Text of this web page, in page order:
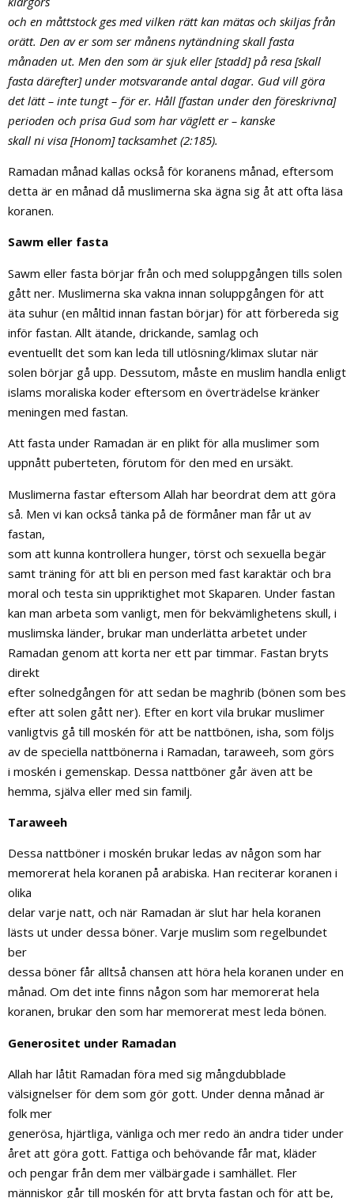
och en måttstock ges med vilken rätt kan mätas och skiljas från
orätt. Den av er som ser månens nytändning skall fasta
månaden ut. Men den som är sjuk eller [stadd] på resa [skall
fasta därefter] under motsvarande antal dagar. Gud vill göra
det lätt – inte tungt – för er. Håll [fastan under den föreskrivna]
perioden och prisa Gud som har väglett er – kanske
skall ni visa [Honom] tacksamhet (2:185).
Ramadan månad kallas också för koranens månad, eftersom
detta är en månad då muslimerna ska ägna sig åt att ofta läsa
koranen.
Sawm eller fasta
Sawm eller fasta börjar från och med soluppgången tills solen
gått ner. Muslimerna ska vakna innan soluppgången för att
äta suhur (en måltid innan fastan börjar) för att förbereda sig
inför fastan. Allt ätande, drickande, samlag och
eventuellt det som kan leda till utlösning/klimax slutar när
solen börjar gå upp. Dessutom, måste en muslim handla enligt
islams moraliska koder eftersom en överträdelse kränker
meningen med fastan.
Att fasta under Ramadan är en plikt för alla muslimer som
uppnått puberteten, förutom för den med en ursäkt.
Muslimerna fastar eftersom Allah har beordrat dem att göra
så. Men vi kan också tänka på de förmåner man får ut av
fastan,
som att kunna kontrollera hunger, törst och sexuella begär
samt träning för att bli en person med fast karaktär och bra
moral och testa sin uppriktighet mot Skaparen. Under fastan
kan man arbeta som vanligt, men för bekvämlighetens skull, i
muslimska länder, brukar man underlätta arbetet under
Ramadan genom att korta ner ett par timmar. Fastan bryts
direkt
efter solnedgången för att sedan be maghrib (bönen som bes
efter att solen gått ner). Efter en kort vila brukar muslimer
vanligtvis gå till moskén för att be nattbönen, isha, som följs
av de speciella nattbönerna i Ramadan, taraweeh, som görs
i moskén i gemenskap. Dessa nattböner går även att be
hemma, själva eller med sin familj.
Taraweeh
Dessa nattböner i moskén brukar ledas av någon som har
memorerat hela koranen på arabiska. Han reciterar koranen i
olika
delar varje natt, och när Ramadan är slut har hela koranen
lästs ut under dessa böner. Varje muslim som regelbundet
ber
dessa böner får alltså chansen att höra hela koranen under en
månad. Om det inte finns någon som har memorerat hela
koranen, brukar den som har memorerat mest leda bönen.
Generositet under Ramadan
Allah har låtit Ramadan föra med sig mångdubblade
välsignelser för dem som gör gott. Under denna månad är
folk mer
generösa, hjärtliga, vänliga och mer redo än andra tider under
året att göra gott. Fattiga och behövande får mat, kläder
och pengar från dem mer välbärgade i samhället. Fler
människor går till moskén för att bryta fastan och för att be,